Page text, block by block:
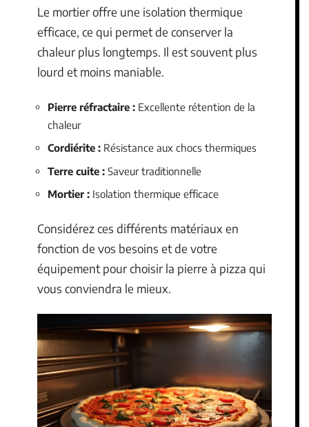
Le mortier offre une isolation thermique
efficace, ce qui permet de conserver la
chaleur plus longtemps. Il est souvent plus
lourd et moins maniable.
Pierre réfractaire : Excellente rétention de la
chaleur
Cordiérite : Résistance aux chocs thermiques
Terre cuite : Saveur traditionnelle
Mortier : Isolation thermique efficace
Considérez ces différents matériaux en
fonction de vos besoins et de votre
équipement pour choisir la pierre à pizza qui
vous conviendra le mieux.